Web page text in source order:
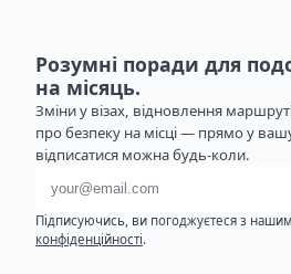
Розумні поради для
на місяць.
Зміни у візах, відновлення
про безпеку на місці — прямо у
відписатися можна будь-коли.
Адреса електронної пошти
Підписуючись, ви погоджуєтеся з
конфіденційності.